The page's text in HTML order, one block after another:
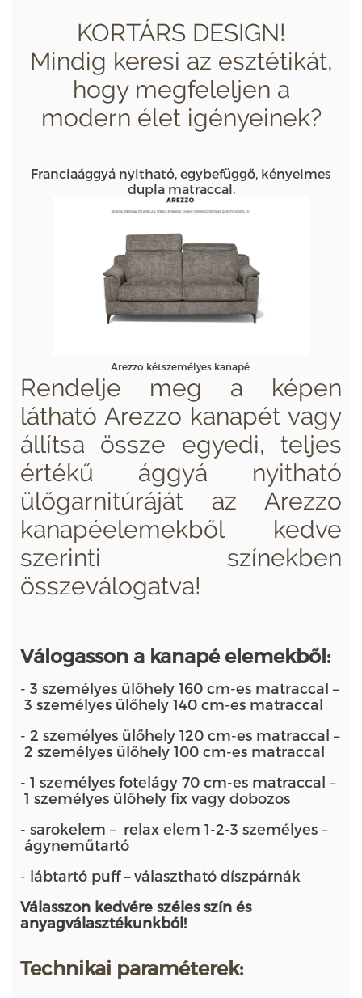
KORTÁRS DESIGN!
Mindig keresi az esztétikát,
hogy megfeleljen a
modern élet igényeinek?
Franciaággyá nyitható, egybefüggő, kényelmes
dupla matraccal.
Arezzo kétszemélyes kanapé
Rendelje meg a képen
látható Arezzo kanapét vagy
állítsa össze egyedi, teljes
értékű ággyá nyitható
ülőgarnitúráját az Arezzo
kanapéelemekből kedve
szerinti színekben
összeválogatva!
Válogasson a kanapé elemekből:
- 3 személyes ülőhely 160 cm-es matraccal –
3 személyes ülőhely 140 cm-es matraccal
- 2 személyes ülőhely 120 cm-es matraccal –
2 személyes ülőhely 100 cm-es matraccal
- 1 személyes fotelágy 70 cm-es matraccal –
1 személyes ülőhely fix vagy dobozos
- sarokelem – relax elem 1-2-3 személyes –
ágyneműtartó
- lábtartó puff – választható díszpárnák
Válasszon kedvére széles szín és
anyagválasztékunkból!
Technikai paraméterek: